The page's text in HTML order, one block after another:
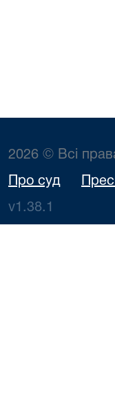
2026 © Всі
Про суд
v1.38.1